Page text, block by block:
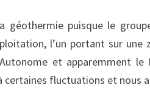
géothermie puisque le
l’un portant sur une
et apparemment
fluctuations et nous